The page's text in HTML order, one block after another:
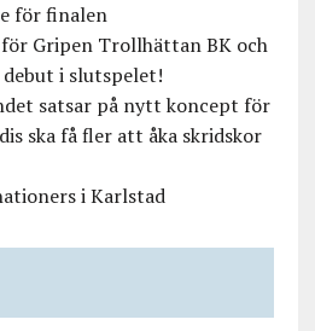
för finalen
Gripen Trollhättan BK och
debut i slutspelet!
satsar på nytt koncept för
ska få fler att åka skridskor
i Karlstad